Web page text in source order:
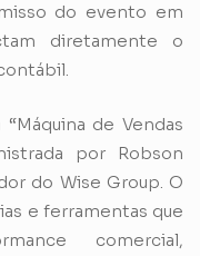
do evento em
diretamente o
de Vendas
por Robson
do Wise Group. O
e ferramentas que
comercial,